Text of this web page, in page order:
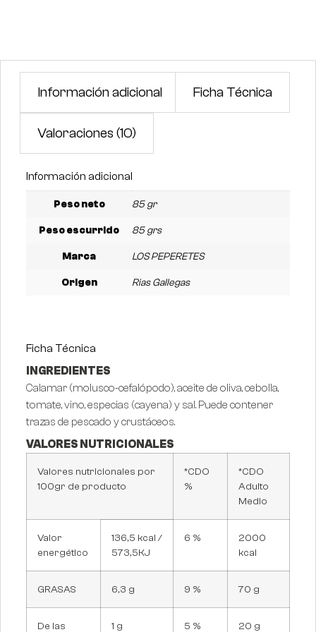
Información adicional Ficha Técnica
Valoraciones (10)
Información adicional
Peso neto 85 gr
Peso escurrido 85 grs
Marca LOS PEPERETES
Origen Rias Gallegas
Ficha Técnica
INGREDIENTES
Calamar (molusco-cefalópodo), aceite de oliva, cebolla,
tomate, vino, especias (cayena) y sal. Puede contener
trazas de pescado y crustáceos.
VALORES NUTRICIONALES
Valores nutricionales por
100gr de producto
*CDO
%
*CDO
Adulto
Medio
Valor
energético
136,5 kcal /
573,5KJ
6 %
2000
kcal
GRASAS 6,3 g 9 % 70 g
De las 1 g 5 % 20 g